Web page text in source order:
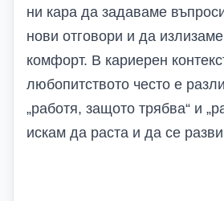
ни кара да задаваме
нови отговори и да
комфорт. В кариерен
любопитството често е
„работя, защото трябва“ и
искам да раста и да се